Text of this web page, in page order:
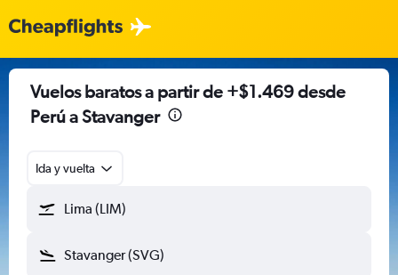
Vuelos baratos a partir de +$1.469 desde
Perú a Stavanger
Ida y vuelta
Lima (LIM)
Stavanger (SVG)